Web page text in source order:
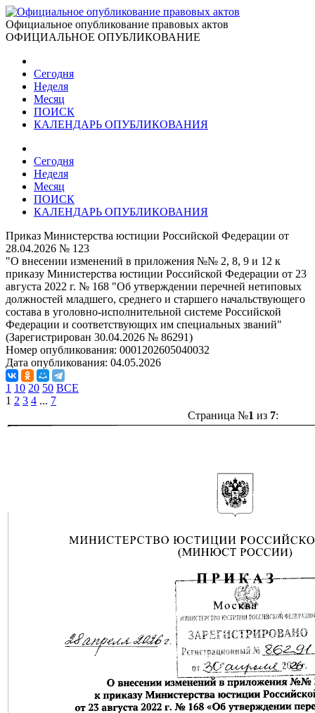
Официальное опубликование правовых актов
ОФИЦИАЛЬНОЕ ОПУБЛИКОВАНИЕ
Сегодня
Неделя
Месяц
ПОИСК
КАЛЕНДАРЬ ОПУБЛИКОВАНИЯ
Сегодня
Неделя
Месяц
ПОИСК
КАЛЕНДАРЬ ОПУБЛИКОВАНИЯ
Приказ Министерства юстиции Российской Федерации от
28.04.2026 № 123
"О внесении изменений в приложения №№ 2, 8, 9 и 12 к
приказу Министерства юстиции Российской Федерации от 23
августа 2022 г. № 168 "Об утверждении перечней нетиповых
должностей младшего, среднего и старшего начальствующего
состава в уголовно-исполнительной системе Российской
Федерации и соответствующих им специальных званий"
(Зарегистрирован 30.04.2026 № 86291)
Номер опубликования: 0001202605040032
Дата опубликования: 04.05.2026
1 10 20 50 ВСЕ
1 2 3 4 ... 7
Страница №1 из 7: